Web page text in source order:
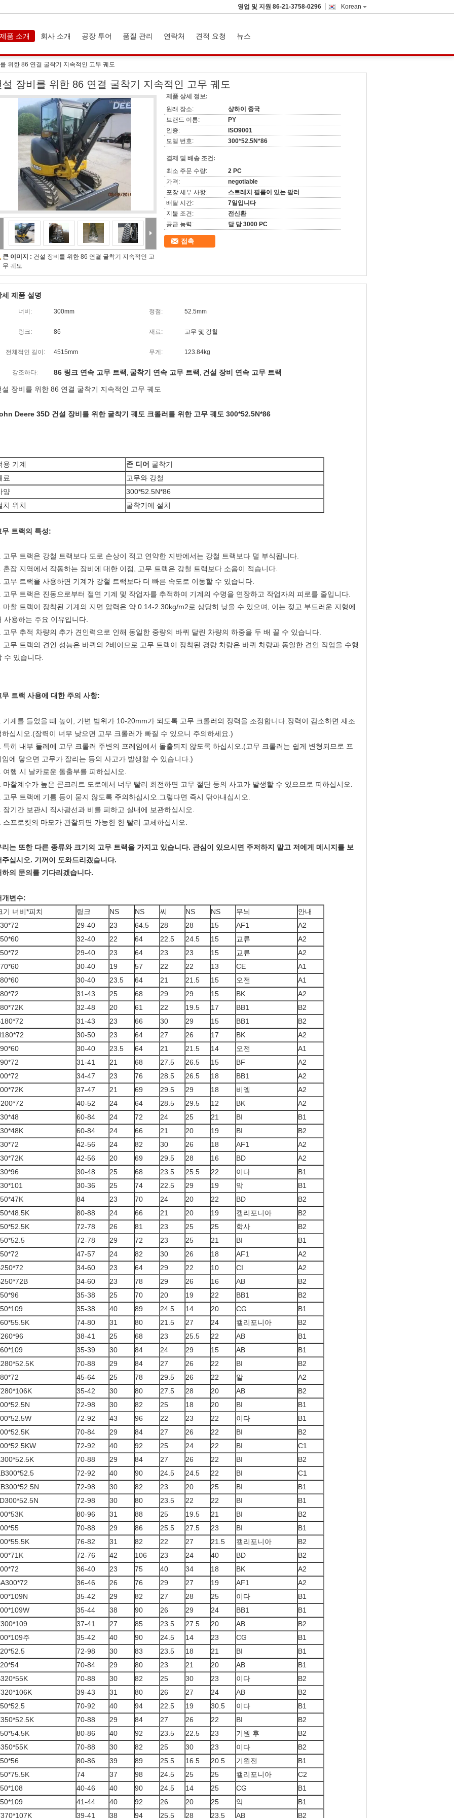
Korean
영업 및 지원 86-21-3758-0296
제품 소개 회사 소개 공장 투어 품질 관리 연락처 견적 요청 뉴스
위한 86 연결 굴착기 지속적인 고무 궤도
설 장비를 위한 86 연결 굴착기 지속적인 고무 궤도
큰 이미지 : 건설 장비를 위한 86 연결 굴착기 지속적인 고
무 궤도
제품 상세 정보:
원래 장소:
샹하이 중국
브랜드 이름:
PY
인증:
ISO9001
모델 번호:
300*52.5N*86
결제 및 배송 조건:
최소 주문 수량:
2 PC
가격:
negotiable
포장 세부 사항:
스트레치 필름이 있는 팔러
배달 시간:
7일입니다
지불 조건:
전신환
공급 능력:
달 당 3000 PC
접촉
세 제품 설명
너비: 300mm 정점: 52.5mm
링크: 86 재료: 고무 및 강철
전체적인 길이: 4515mm 무게: 123.84kg
강조하다: 86 링크 연속 고무 트랙 , 굴착기 연속 고무 트랙 , 건설 장비 연속 고무 트랙
설 장비를 위한 86 연결 굴착기 지속적인 고무 궤도
Deere 35D 건설 장비를 위한 굴착기 궤도 크롤러를 위한 고무 궤도 300*52.5N*86
용 기계 존 디어 굴착기
료
고무와 강철
양
300*52.5N*86
치 위치
굴착기에 설치
무 트랙의 특성:
고무 트랙은 강철 트랙보다 도로 손상이 적고 연약한 지반에서는 강철 트랙보다 덜 부식됩니다.
혼잡 지역에서 작동하는 장비에 대한 이점, 고무 트랙은 강철 트랙보다 소음이 적습니다.
고무 트랙을 사용하면 기계가 강철 트랙보다 더 빠른 속도로 이동할 수 있습니다.
고무 트랙은 진동으로부터 절연 기계 및 작업자를 추적하여 기계의 수명을 연장하고 작업자의 피로를 줄입니다.
마찰 트랙이 장착된 기계의 지면 압력은 약 0.14-2.30kg/m2로 상당히 낮을 수 있으며, 이는 젖고 부드러운 지형에
사용하는 주요 이유입니다.
고무 추적 차량의 추가 견인력으로 인해 동일한 중량의 바퀴 달린 차량의 하중을 두 배 끌 수 있습니다.
고무 트랙의 견인 성능은 바퀴의 2배이므로 고무 트랙이 장착된 경량 차량은 바퀴 차량과 동일한 견인 작업을 수행
수 있습니다.
무 트랙 사용에 대한 주의 사항:
기계를 들었을 때 높이, 가변 범위가 10-20mm가 되도록 고무 크롤러의 장력을 조정합니다.장력이 감소하면 재조
하십시오.(장력이 너무 낮으면 고무 크롤러가 빠질 수 있으니 주의하세요.)
특히 내부 둘레에 고무 크롤러 주변의 프레임에서 돌출되지 않도록 하십시오.(고무 크롤러는 쉽게 변형되므로 프
임에 닿으면 고무가 잘리는 등의 사고가 발생할 수 있습니다.)
여행 시 날카로운 돌출부를 피하십시오.
마찰계수가 높은 콘크리트 도로에서 너무 빨리 회전하면 고무 절단 등의 사고가 발생할 수 있으므로 피하십시오.
고무 트랙에 기름 등이 묻지 않도록 주의하십시오.그렇다면 즉시 닦아내십시오.
장기간 보관시 직사광선과 비를 피하고 실내에 보관하십시오.
스프로킷의 마모가 관찰되면 가능한 한 빨리 교체하십시오.
리는 또한 다른 종류와 크기의 고무 트랙을 가지고 있습니다. 관심이 있으시면 주저하지 말고 저에게 메시지를 보
주십시오. 기꺼이 도와드리겠습니다.
하의 문의를 기다리겠습니다.
개변수:
기 너비*피치
링크 NS NS 씨 NS NS 무늬
안내
29-40 23 64.5 28 28 15 AF1
A2
32-40 22 64 22.5 24.5 15 교류
A2
29-40 23 64 23 23 15 교류
A2
30-40 19 57 22 22 13 CE
A1
30-40 23.5 64 21 21.5 15 오전
A1
31-43 25 68 29 29 15 BK
A2
32-48 20 61 22 19.5 17 BB1
B2
31-43 23 66 30 29 15 BB1
B2
30-50 23 64 27 26 17 BK
A2
30-40 23.5 64 21 21.5 14 오전
A1
31-41 21 68 27.5 26.5 15 BF
A2
34-47 23 76 28.5 26.5 18 BB1
A2
37-47 21 69 29.5 29 18 비엠
A2
40-52 24 64 28.5 29.5 12 BK
A2
60-84 24 72 24 25 21 BI
B1
60-84 24 66 21 20 19 BI
B2
42-56 24 82 30 26 18 AF1
A2
42-56 20 69 29.5 28 16 BD
A2
30-48 25 68 23.5 25.5 22 이다
B1
30-36 25 74 22.5 29 19 악
B1
84 23 70 24 20 22 BD
B2
80-88 24 66 21 20 19 캘리포니아
B2
72-78 26 81 23 25 25 학사
B2
72-78 29 72 23 25 21 BI
B1
47-57 24 82 30 26 18 AF1
A2
34-60 23 64 29 22 10 CI
A2
34-60 23 78 29 26 16 AB
B2
35-38 25 70 20 19 22 BB1
B2
35-38 40 89 24.5 14 20 CG
B1
74-80 31 80 21.5 27 24 캘리포니아
B2
38-41 25 68 23 25.5 22 AB
B1
35-39 30 84 24 29 15 AB
B1
70-88 29 84 27 26 22 BI
B2
45-64 25 78 29.5 26 22 알
A2
35-42 30 80 27.5 28 20 AB
B2
72-98 30 82 25 18 20 BI
B1
72-92 43 96 22 23 22 이다
B1
70-84 29 84 27 26 22 BI
B2
72-92 40 92 25 24 22 BI
C1
70-88 29 84 27 26 22 BI
B2
72-92 40 90 24.5 24.5 22 BI
C1
72-98 30 82 23 20 25 BI
B1
72-98 30 80 23.5 22 22 BI
B1
80-96 31 88 25 19.5 21 BI
B2
70-88 29 86 25.5 27.5 23 BI
B1
76-82 31 82 22 27 21.5 캘리포니아
B2
72-76 42 106 23 24 40 BD
B2
36-40 23 75 40 34 18 BK
A2
36-46 26 76 29 27 19 AF1
A2
35-42 29 82 27 28 25 이다
B1
35-44 38 90 26 29 24 BB1
B1
37-41 27 85 23.5 27.5 20 AB
B2
주
35-42 40 90 24.5 14 23 CG
B1
72-98 30 83 23.5 18 21 BI
B1
70-84 29 80 23 21 20 AB
B1
70-88 30 82 25 30 23 이다
B2
39-43 31 80 26 27 24 AB
B2
70-92 40 94 22.5 19 30.5 이다
B1
70-88 29 84 27 26 22 BI
B2
80-86 40 92 23.5 22.5 23 기원 후
B2
70-88 30 82 25 30 23 이다
B2
80-86 39 89 25.5 16.5 20.5 기원전
B1
74 37 98 24.5 25 25 캘리포니아
C2
40-46 40 90 24.5 14 25 CG
B1
41-44 40 92 26 20 25 악
B1
39-41 38 94 25.5 28 23.5 AB B2